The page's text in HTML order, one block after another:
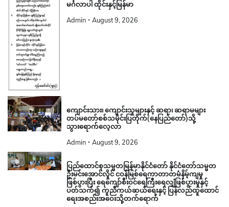
မင်္ဂလာပါ ထိုင်းနှင့်မြန်မာ
Admin August 9, 2026
ကျောင်းသား၊ ကျောင်းသူများနှင့် ဆရာ၊ ဆရာမများ
တပ်မတော်စစ်သမိုင်းပြတိုက်(နေပြည်တော်)သို့
သွားရောက်လေ့လာ
Admin August 9, 2026
ပြည်ထောင်စုသမ္မတမြန်မာနိုင်ငံတော် နိုင်ငံတော်သမ္မတ
ဦးမင်းအောင်လှိုင် ငဝန်မြစ်ရေကာတာတမံနိမ့်ကျမှု
ဖြစ်ပွားပြီး ရေကျော်စီးဝင်ရေကြီးရေလျှံဖြစ်ပွားမှုနှင့်
ပတ်သက်၍ ကူညီကယ်ဆယ်ရေးနှင့် ပြန်လည်ထူထောင်
ရေးအစည်းအဝေးသို့တက်ရောက်